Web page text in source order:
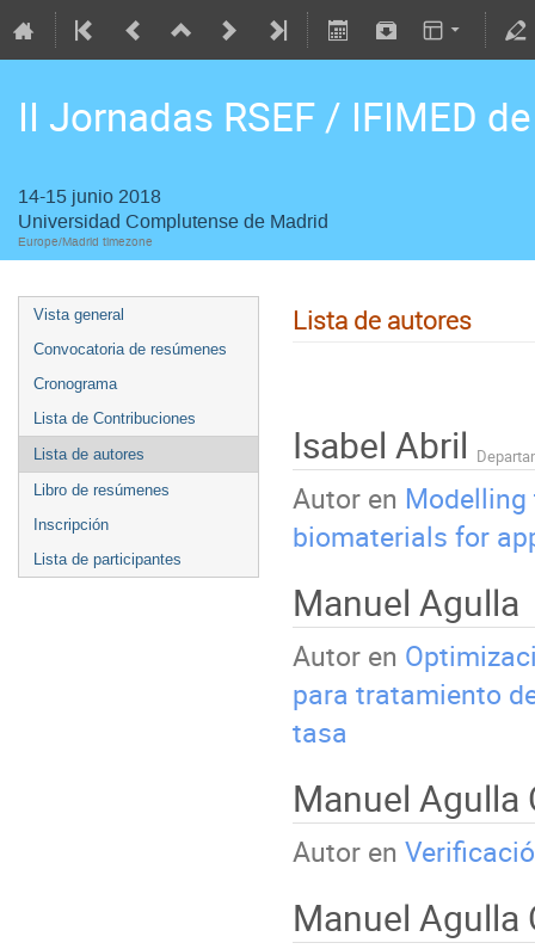
II Jornadas RSEF / IFIMED
14-15 junio 2018
Universidad Complutense de Madrid
Europe/Madrid timezone
Vista general
Convocatoria de resúmenes
Cronograma
Lista de Contribuciones
Lista de autores
Libro de resúmenes
Inscripción
Lista de participantes
Lista de autores
Isabel Abril
Autor en
biomaterials for
Manuel Agulla
Autor en
para tratamiento
tasa
Manuel
Autor en
Manuel